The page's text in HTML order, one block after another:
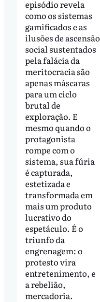
episódio revela
como os sistemas
gamificados e as
ilusões de ascensão
social sustentados
pela falácia da
meritocracia são
apenas máscaras
para um ciclo
brutal de
exploração. E
mesmo quando o
protagonista
rompe com o
sistema, sua fúria
é capturada,
estetizada e
transformada em
mais um produto
lucrativo do
espetáculo. É o
triunfo da
engrenagem: o
protesto vira
entretenimento, e
a rebelião,
mercadoria.